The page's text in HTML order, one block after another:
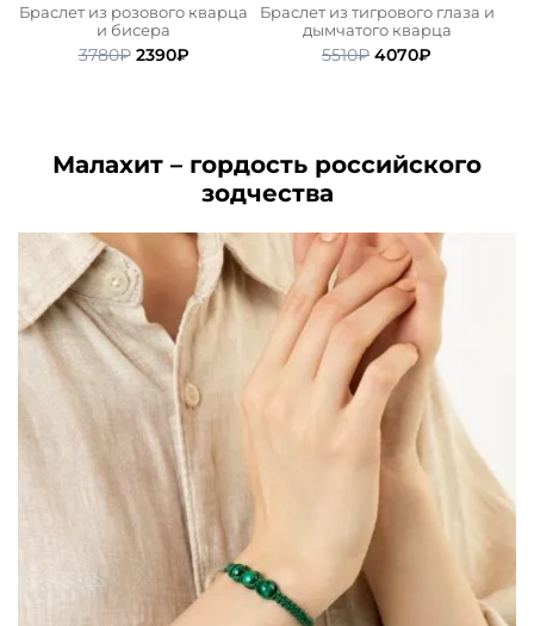
Браслет из розового кварца
и бисера
3780₽ Первоначальная
2390₽Текущая
Браслет из тигрового глаза и
дымчатого кварца
5510₽ Первоначальная
4070₽
Малахит – гордость российского
зодчества